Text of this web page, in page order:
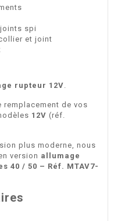
spi
et joint
rupteur 12V
remplacement de vos
12V (réf.
plus moderne, nous
version allumage
40 / 50 – Réf. MTAV7-